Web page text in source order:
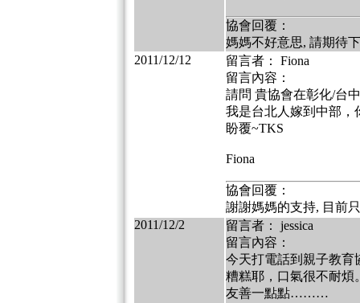
協會回覆：
媽媽不好意思, 請期待
2011/12/12
留言者： Fiona
留言內容：
請問 貴協會在彰化/台
我是台北人嫁到中部，
盼覆~TKS
Fiona
協會回覆：
謝謝媽媽的支持, 目前
2011/12/2
留言者： jessica
留言內容：
今天打電話到親子教育
糟糕耶，口氣很不耐煩
友善一點點………